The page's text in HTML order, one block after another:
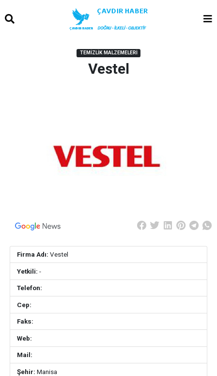
TEMIZLIK MALZEMELERI
Vestel
Firma Adı: Vestel
Yetkili: -
Telefon:
Cep:
Faks:
Web:
Mail:
Şehir: Manisa